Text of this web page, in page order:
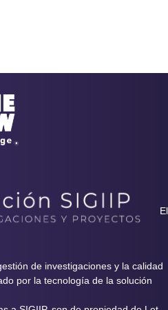
El
de investigaciones y la calidad
por la tecnología de la solución